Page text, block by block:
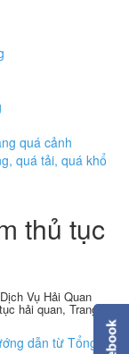
quá cảnh
quá tải, quá khổ
thủ tục
Vụ Hải Quan
hải quan, Trang 1